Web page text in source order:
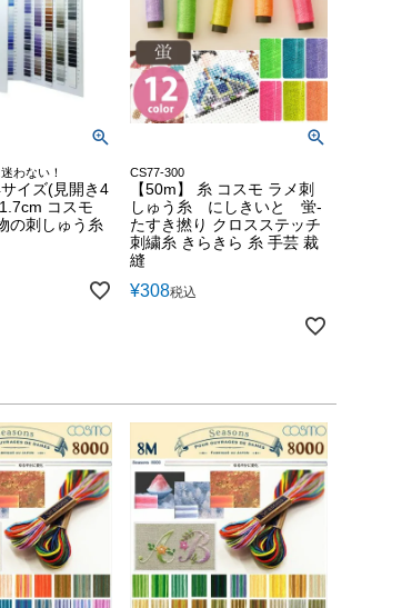
わない！
イズ(見開き4
コスモ
の刺しゅう糸
CS77-300
【50m】 糸 コスモ ラメ刺
しゅう糸 にしきいと 蛍-
たすき撚り クロスステッチ
刺繍糸 きらきら 糸 手芸 裁
縫
¥308税込